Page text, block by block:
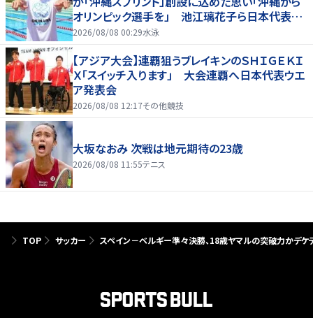
オリンピック選手を」 池江璃花子ら日本代表も
参戦
2026/08/08 00:29水泳
【アジア大会】連覇狙うブレイキンのＳＨＩＧＥＫＩ
Ｘ「スイッチ入ります」 大会連覇へ日本代表ウエ
ア発表会
2026/08/08 12:17その他競技
大坂なおみ 次戦は地元期待の23歳
2026/08/08 11:55テニス
TOP サッカー スペイン－ベルギー準々決勝、18歳ヤマルの突破力かデ